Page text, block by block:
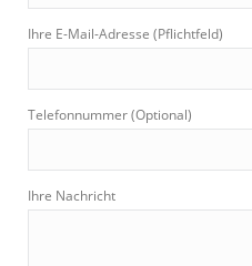
Ihre E-Mail-Adresse (Pflichtfeld)
Telefonnummer (Optional)
Ihre Nachricht